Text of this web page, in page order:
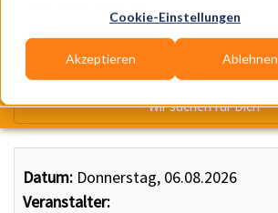
Cookie-Einstellungen
Akzeptieren Ablehnen
Datum: Donnerstag, 06.08.2026
Veranstalter:
Wir suchen für Dich